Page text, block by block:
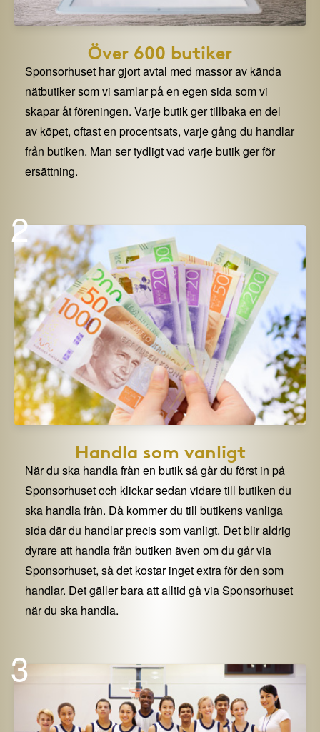
Över 600 butiker
Sponsorhuset har gjort avtal med massor av kända
nätbutiker som vi samlar på en egen sida som vi
skapar åt föreningen. Varje butik ger tillbaka en del
av köpet, oftast en procentsats, varje gång du handlar
från butiken. Man ser tydligt vad varje butik ger för
ersättning.
2
Handla som vanligt
När du ska handla från en butik så går du först in på
Sponsorhuset och klickar sedan vidare till butiken du
ska handla från. Då kommer du till butikens vanliga
sida där du handlar precis som vanligt. Det blir aldrig
dyrare att handla från butiken även om du går via
Sponsorhuset, så det kostar inget extra för den som
handlar. Det gäller bara att alltid gå via Sponsorhuset
när du ska handla.
3